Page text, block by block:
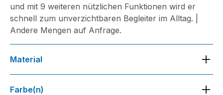
und mit 9 weiteren nützlichen Funktionen wird er
schnell zum unverzichtbaren Begleiter im Alltag. |
Andere Mengen auf Anfrage.
Material
Farbe(n)